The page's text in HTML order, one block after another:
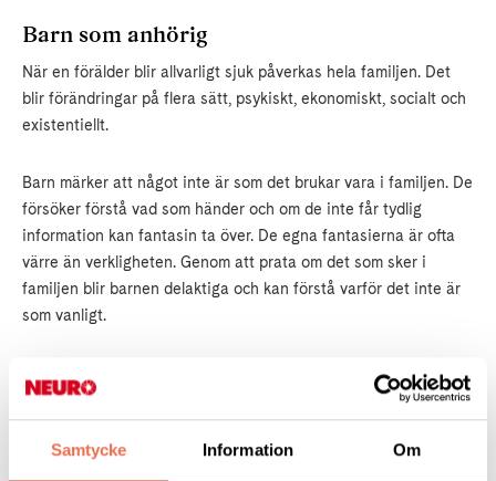
Samtycke Information Om
Barn som anhörig
När en förälder blir allvarligt sjuk påverkas hela familjen. Det
blir förändringar på flera sätt, psykiskt, ekonomiskt, socialt och
existentiellt.
Barn märker att något inte är som det brukar vara i familjen. De
försöker förstå vad som händer och om de inte får tydlig
information kan fantasin ta över. De egna fantasierna är ofta
värre än verkligheten. Genom att prata om det som sker i
familjen blir barnen delaktiga och kan förstå varför det inte är
som vanligt.
Att prata med barnen är därför viktigt, men kan ibland vara
svårt. En del föräldrar vet inte vad de ska säga och är rädda att
det som de berättar gör mer skada än nytta. En del barn ställer
frågor om vad som händer, andra blir tysta och drar sig undan.